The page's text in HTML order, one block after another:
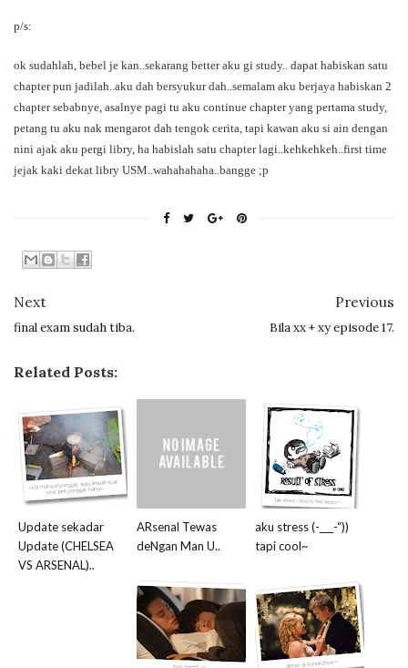
p/s:
ok sudahlah, bebel je kan..sekarang better aku gi study.. dapat habiskan satu
chapter pun jadilah..aku dah bersyukur dah..semalam aku berjaya habiskan 2
chapter sebabnye, asalnye pagi tu aku continue chapter yang pertama study,
petang tu aku nak mengarot dah tengok cerita, tapi kawan aku si ain dengan
nini ajak aku pergi libry, ha habislah satu chapter lagi..kehkehkeh..first time
jejak kaki dekat libry USM..wahahahaha..bangge ;p
Next
final exam sudah tiba.
Previous
Bila xx + xy episode 17.
Related Posts:
Update sekadar
Update (CHELSEA
VS ARSENAL)..
ARsenal Tewas
deNgan Man U..
aku stress (-___-“))
tapi cool~